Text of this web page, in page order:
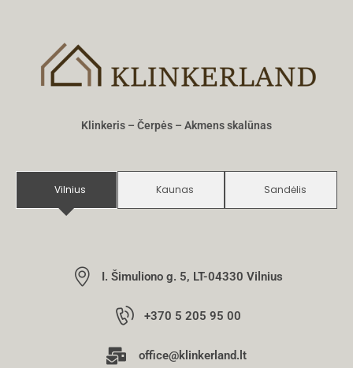
Klinkeris – Čerpės – Akmens skalūnas
Vilnius Kaunas Sandėlis
I. Šimuliono g. 5, LT-04330 Vilnius
+370 5 205 95 00
office@klinkerland.lt